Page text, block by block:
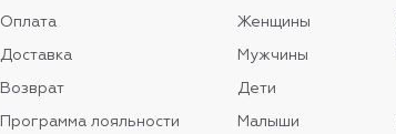
Оплата
Доставка
Возврат
Программа лояльности
Женщины
Мужчины
Дети
Малыши